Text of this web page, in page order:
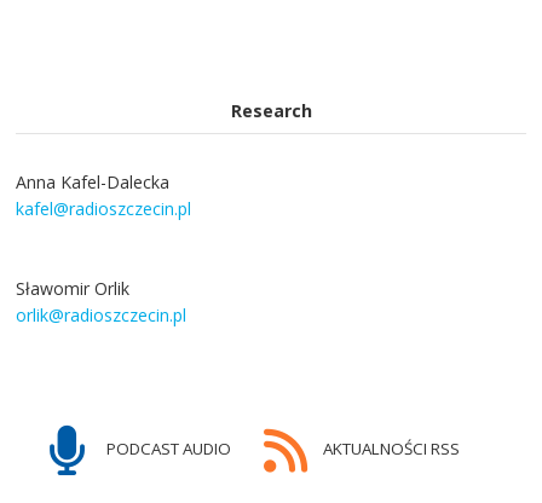
Research
Anna Kafel-Dalecka
kafel@radioszczecin.pl
Sławomir Orlik
orlik@radioszczecin.pl
PODCAST AUDIO AKTUALNOŚCI RSS